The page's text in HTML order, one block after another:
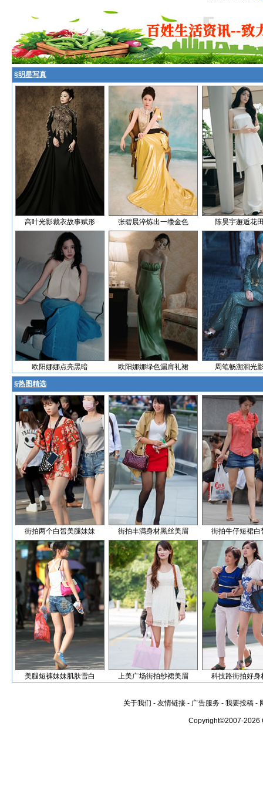
§明星写真
高叶光影裁衣故事赋形 张碧晨淬炼出一缕金色 陈昊宇邂逅花
欧阳娜娜点亮黑暗 欧阳娜娜绿色漏肩礼裙 周笔畅溯洄光
§热图精选
街拍两个白皙美腿妹妹 街拍丰满身材黑丝美眉 街拍牛仔短裙白
美腿短裤妹妹肌肤雪白 上美广场街拍纱裙美眉 科技路街拍好身
关于我们 - 友情链接 - 广告服务 - 我要投稿 -
Copyright©2007-2026